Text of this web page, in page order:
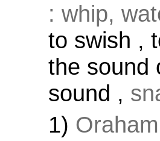
: whip,
to swish ,
the sound
sound ,
1)